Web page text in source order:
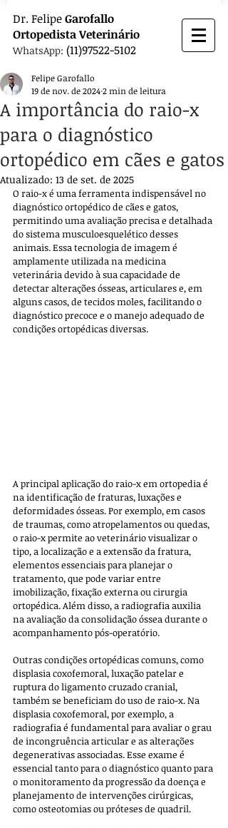
Dr. FelipeGarofallo
OrtopedistaVeterinário
WhatsApp: (11)97522-5102
A importância do raio-x
para o diagnóstico
ortopédico em cães e gatos
Felipe Garofallo
19 de nov. de 20242 min de leitura
Atualizado: 13 de set. de 2025
O raio-x é uma ferramenta indispensável no
diagnóstico ortopédico de cães e gatos,
permitindo uma avaliação precisa e detalhada
do sistema musculoesquelético desses
animais. Essa tecnologia de imagem é
amplamente utilizada na medicina
veterinária devido à sua capacidade de
detectar alterações ósseas, articulares e, em
alguns casos, de tecidos moles, facilitando o
diagnóstico precoce e o manejo adequado de
condições ortopédicas diversas.
A principal aplicação do raio-x em ortopedia é
na identificação de fraturas, luxações e
deformidades ósseas. Por exemplo, em casos
de traumas, como atropelamentos ou quedas,
o raio-x permite ao veterinário visualizar o
tipo, a localização e a extensão da fratura,
elementos essenciais para planejar o
tratamento, que pode variar entre
imobilização, fixação externa ou cirurgia
ortopédica. Além disso, a radiografia auxilia
na avaliação da consolidação óssea durante o
acompanhamento pós-operatório.
Outras condições ortopédicas comuns, como
displasia coxofemoral, luxação patelar e
ruptura do ligamento cruzado cranial,
também se beneficiam do uso de raio-x. Na
displasia coxofemoral, por exemplo, a
radiografia é fundamental para avaliar o grau
de incongruência articular e as alterações
degenerativas associadas. Esse exame é
essencial tanto para o diagnóstico quanto para
o monitoramento da progressão da doença e
planejamento de intervenções cirúrgicas,
como osteotomias ou próteses de quadril.